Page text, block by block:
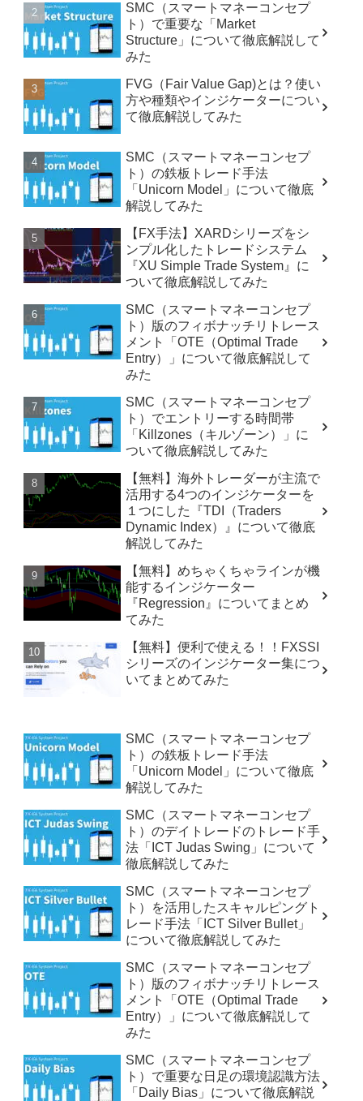
SMC（スマートマネーコンセプ
ト）で重要な「Market
Structure」について徹底解説して
みた
FVG（Fair Value Gap)とは？使い
方や種類やインジケーターについ
て徹底解説してみた
SMC（スマートマネーコンセプ
ト）の鉄板トレード手法
「Unicorn Model」について徹底
解説してみた
【FX手法】XARDシリーズをシ
ンプル化したトレードシステム
『XU Simple Trade System』に
ついて徹底解説してみた
SMC（スマートマネーコンセプ
ト）版のフィボナッチリトレース
メント「OTE（Optimal Trade
Entry）」について徹底解説して
みた
SMC（スマートマネーコンセプ
ト）でエントリーする時間帯
「Killzones（キルゾーン）」に
ついて徹底解説してみた
【無料】海外トレーダーが主流で
活用する4つのインジケーターを
１つにした『TDI（Traders
Dynamic Index）』について徹底
解説してみた
【無料】めちゃくちゃラインが機
能するインジケーター
『Regression』についてまとめ
てみた
【無料】便利で使える！！FXSSI
シリーズのインジケーター集につ
いてまとめてみた
SMC（スマートマネーコンセプ
ト）の鉄板トレード手法
「Unicorn Model」について徹底
解説してみた
SMC（スマートマネーコンセプ
ト）のデイトレードのトレード手
法「ICT Judas Swing」について
徹底解説してみた
SMC（スマートマネーコンセプ
ト）を活用したスキャルピングト
レード手法「ICT Silver Bullet」
について徹底解説してみた
SMC（スマートマネーコンセプ
ト）版のフィボナッチリトレース
メント「OTE（Optimal Trade
Entry）」について徹底解説して
みた
SMC（スマートマネーコンセプ
ト）で重要な日足の環境認識方法
「Daily Bias」について徹底解説